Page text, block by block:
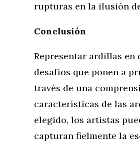
rupturas en la ilusión
Conclusión
Representar ardillas
desafíos que ponen a
través de una
características de las
elegido, los artistas
capturan fielmente la